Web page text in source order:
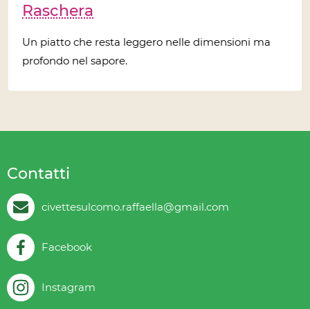
Raschera
Un piatto che resta leggero nelle dimensioni ma
profondo nel sapore.
Contatti
civettesulcomo.raffaella@gmail.com
Facebook
Instagram